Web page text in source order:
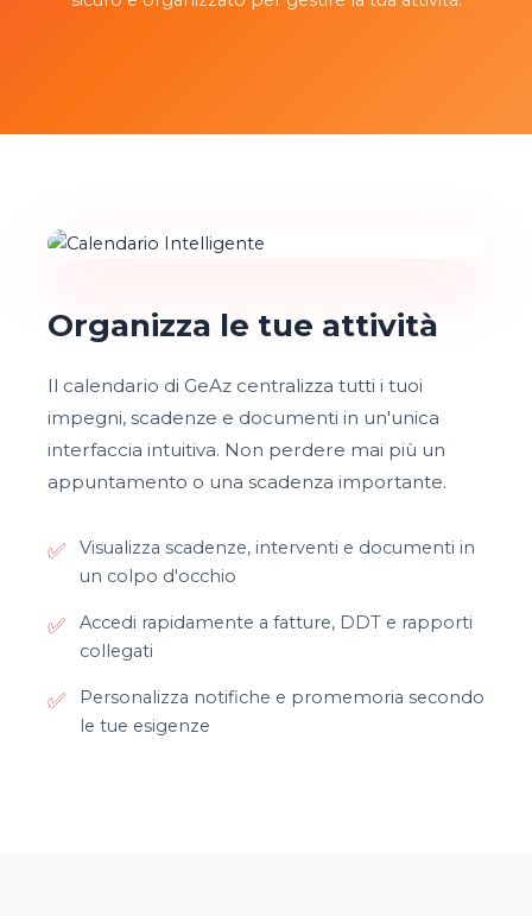
Organizza le tue attività
Il calendario di GeAz centralizza tutti i tuoi
impegni, scadenze e documenti in un'unica
interfaccia intuitiva. Non perdere mai più un
appuntamento o una scadenza importante.
✅
Visualizza scadenze, interventi e documenti in
un colpo d'occhio
✅
Accedi rapidamente a fatture, DDT e rapporti
collegati
✅
Personalizza notifiche e promemoria secondo
le tue esigenze